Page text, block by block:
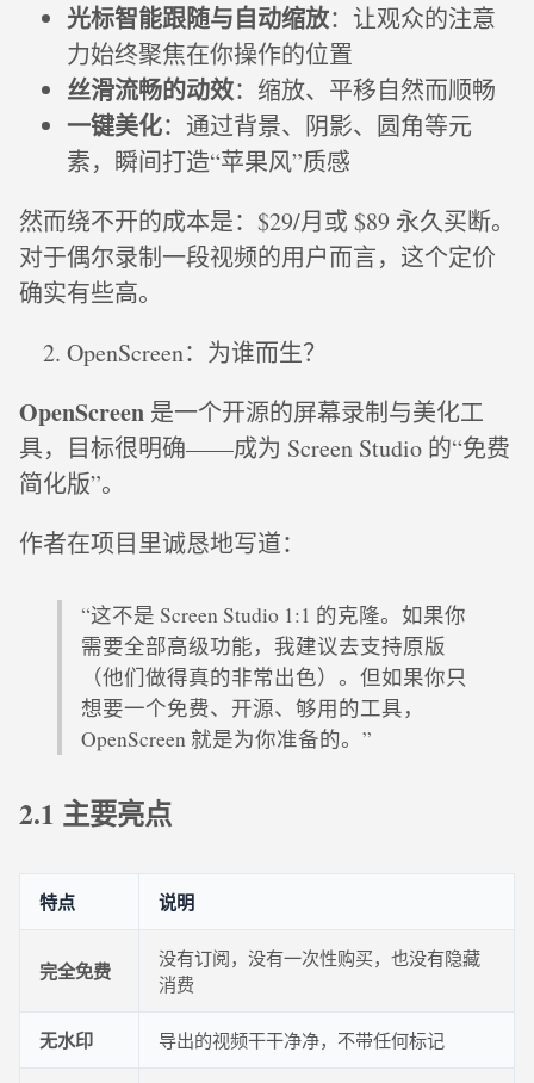
光标智能跟随与自动缩放：让观众的注意
力始终聚焦在你操作的位置
丝滑流畅的动效：缩放、平移自然而顺畅
一键美化：通过背景、阴影、圆角等元
素，瞬间打造“苹果风”质感
然而绕不开的成本是：$29/月或 $89 永久买断。
对于偶尔录制一段视频的用户而言，这个定价
确实有些高。
OpenScreen：为谁而生？
OpenScreen 是一个开源的屏幕录制与美化工
具，目标很明确——成为 Screen Studio 的“免费
简化版”。
作者在项目里诚恳地写道：
“这不是 Screen Studio 1:1 的克隆。如果你
需要全部高级功能，我建议去支持原版
（他们做得真的非常出色）。但如果你只
想要一个免费、开源、够用的工具，
OpenScreen 就是为你准备的。”
2.1 主要亮点
特点 说明
完全免费
没有订阅，没有一次性购买，也没有隐藏
消费
无水印 导出的视频干干净净，不带任何标记